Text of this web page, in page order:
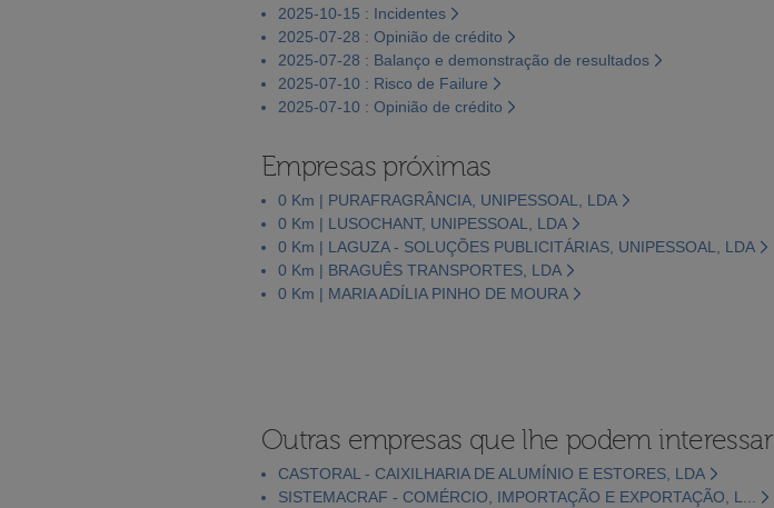
2025-10-15 : Incidentes
2025-07-28 : Opinião de crédito
2025-07-28 : Balanço e demonstração de resultados
2025-07-10 : Risco de Failure
2025-07-10 : Opinião de crédito
Empresas próximas
0 Km | PURAFRAGRÂNCIA, UNIPESSOAL, LDA
0 Km | LUSOCHANT, UNIPESSOAL, LDA
0 Km | LAGUZA - SOLUÇÕES PUBLICITÁRIAS, UNIPESSOAL, LDA
0 Km | BRAGUÊS TRANSPORTES, LDA
0 Km | MARIA ADÍLIA PINHO DE MOURA
Outras empresas que lhe podem interessar
CASTORAL - CAIXILHARIA DE ALUMÍNIO E ESTORES, LDA
SISTEMACRAF - COMÉRCIO, IMPORTAÇÃO E EXPORTAÇÃO, L...